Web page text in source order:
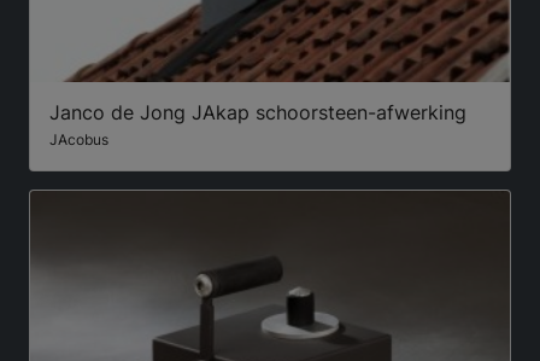
Janco de Jong JAkap schoorsteen-afwerking
JAcobus